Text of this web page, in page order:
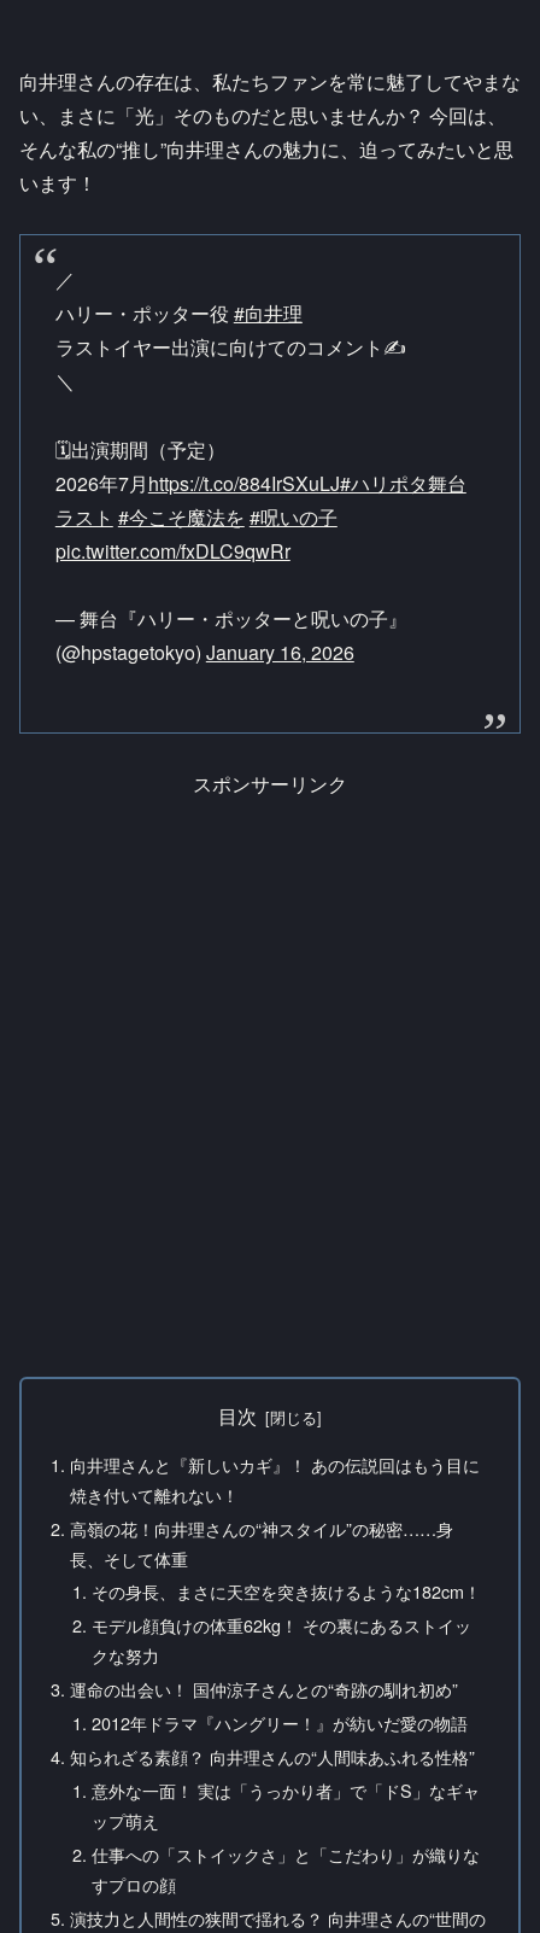
向井理さんの存在は、私たちファンを常に魅了してやまな
い、まさに「光」そのものだと思いませんか？ 今回は、
そんな私の“推し”向井理さんの魅力に、迫ってみたいと思
います！
／
ハリー・ポッター役 #向井理
ラストイヤー出演に向けてのコメント✍
＼
🗓️出演期間（予定）
2026年7月https://t.co/884IrSXuLJ#ハリポタ舞台
ラスト #今こそ魔法を #呪いの子
pic.twitter.com/fxDLC9qwRr
— 舞台『ハリー・ポッターと呪いの子』
(@hpstagetokyo) January 16, 2026
スポンサーリンク
目次
向井理さんと『新しいカギ』！ あの伝説回はもう目に
焼き付いて離れない！
高嶺の花！向井理さんの“神スタイル”の秘密……身
長、そして体重
その身長、まさに天空を突き抜けるような182cm！
モデル顔負けの体重62kg！ その裏にあるストイッ
クな努力
運命の出会い！ 国仲涼子さんとの“奇跡の馴れ初め”
2012年ドラマ『ハングリー！』が紡いだ愛の物語
知られざる素顔？ 向井理さんの“人間味あふれる性格”
意外な一面！ 実は「うっかり者」で「ドS」なギャ
ップ萌え
仕事への「ストイックさ」と「こだわり」が織りな
すプロの顔
演技力と人間性の狭間で揺れる？ 向井理さんの“世間の